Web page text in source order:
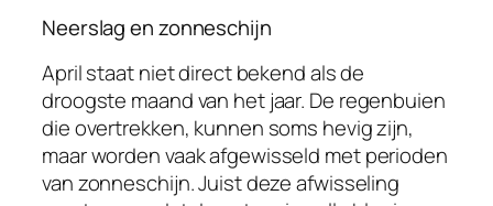
Neerslag en zonneschijn
April staat niet direct bekend als de
droogste maand van het jaar. De regenbuien
die overtrekken, kunnen soms hevig zijn,
maar worden vaak afgewisseld met perioden
van zonneschijn. Juist deze afwisseling